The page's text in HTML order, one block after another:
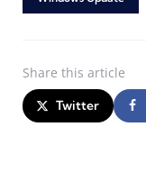
Share this article
Twitter